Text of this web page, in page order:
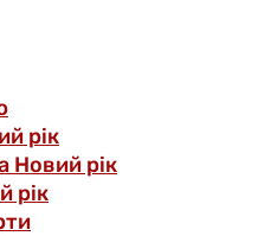
рік
Новий рік
рік